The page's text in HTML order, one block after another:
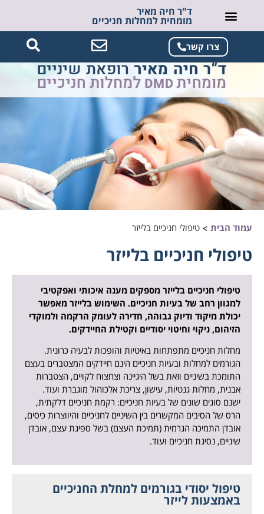
ד"ר חיה מאיר
מומחית למחלות חניכיים
צרו קשר
עמוד הבית > טיפולי חניכיים בלייזר
טיפולי חניכיים בלייזר
טיפולי חניכיים בלייזר מספקים מענה איכותי ואפקטיבי
למגוון רחב של בעיות חניכיים. השימוש בלייזר מאפשר
יכולת מיקוד ודיוק גבוהה, חדירה לעומק הרקמה ולמוקדי
הזיהום, ניקוי וחיטוי יסודיים וקטילת החיידקים.
מחלות חניכיים מתפתחות באיטיות והופכות לבעיה כרונית.
הגורמים למחלות ובעיות חניכיים הינם חיידקים המצטברים בעצם
התומכת בשיניים וזאת בשל היגיינה וצחצוח לקויים, הצטברות
אבנית, מחלות גנטיות, עישון, צריכת אלכוהול מוגברת ועוד.
ישנם סוגים שונים של בעיות חניכיים: רקמת חניכיים דלקתית,
הרס של הסיבים המקשרים בין השיניים לחניכיים והיווצרות כיסים,
אובדן התמיכה הגרמית (תמיכת העצם) בשל ספיגת עצם, אובדן
שיניים, נסיגת חניכיים ועוד.
טיפול יסודי בגורמים למחלת החניכיים
באמצעות לייזר